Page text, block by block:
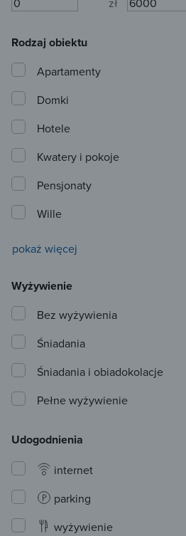
Rodzaj obiektu
Apartamenty
Domki
Hotele
Kwatery i pokoje
Pensjonaty
Wille
pokaż więcej
Wyżywienie
Bez wyżywienia
Śniadania
Śniadania i obiadokolacje
Pełne wyżywienie
Udogodnienia
internet
parking
wyżywienie